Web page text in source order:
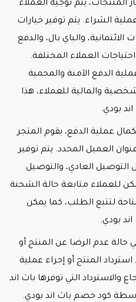
المنتجات، يتم توجيه العملاء
الشراء. يتم توفير خيارات
والباي بال، والدفع
احتياجات العملاء المختلفة.
الدفع الآمنة والمحمية
والمالية للعملاء، هذا
بودي.
عملية الدفع، يقوم المتجر
العميل المحدد. يتم توفير
العادي، والتوصيل
للعملاء متابعة حالة الشحنة
لتتبع الطلب، كما يمكن
بودي.
حالة عدم الرضا عن المنتج أو
المنتج أو إجراء عملية
والاسترداد التي توفرها باث اند
كود خصم باث اند بودي.